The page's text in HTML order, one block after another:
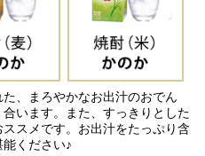
、まろやかなお出汁のおでん
います。また、すっきりとした
スメです。お出汁をたっぷり含
ください♪